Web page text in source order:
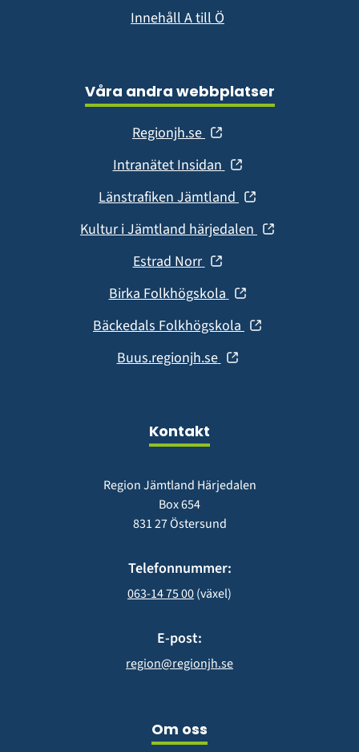
Innehåll A till Ö
Våra andra webbplatser
Regionjh.se (öppnas
nytt
fönster)
Intranätet Insidan (öppnas
nytt
fönster)
Länstrafiken Jämtland (öppnas
nytt
Kultur i Jämtland härjedalen (öppnas
Estrad Norr (öppnas
nytt
fönster)
Birka Folkhögskola (öppnas
nytt
fönster)
Bäckedals Folkhögskola (öppnas
Buus.regionjh.se (öppnas
Kontakt
Region Jämtland Härjedalen
Box 654
831 27 Östersund
Telefonnummer:
063-14 75 00 (växel)
E-post:
region@regionjh.se
Om oss